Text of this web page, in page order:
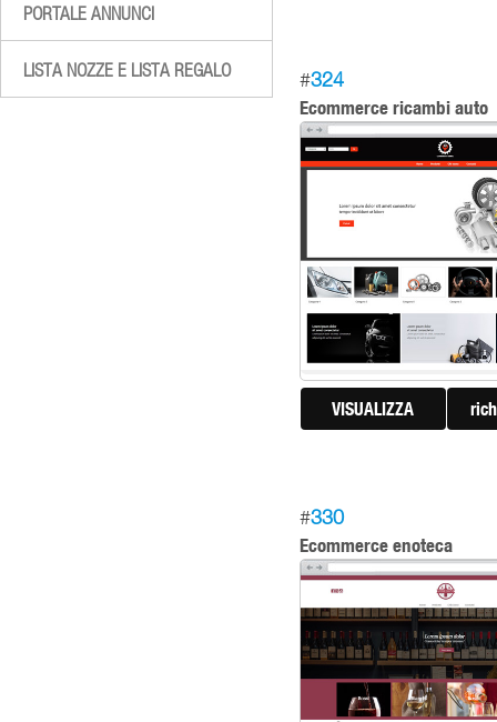
PORTALE ANNUNCI
LISTA NOZZE E LISTA REGALO #324
Ecommerce ricambi auto
VISUALIZZA
#330
Ecommerce enoteca